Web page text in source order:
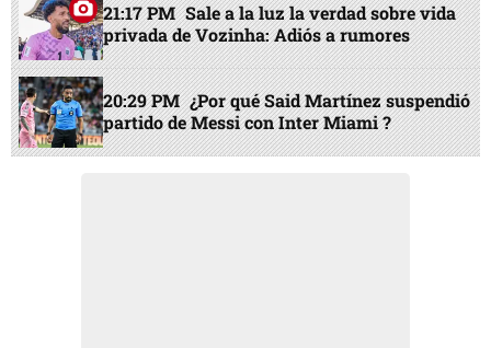
21:17 PM Sale a la luz la verdad sobre vida
privada de Vozinha: Adiós a rumores
20:29 PM ¿Por qué Said Martínez suspendió
partido de Messi con Inter Miami ?